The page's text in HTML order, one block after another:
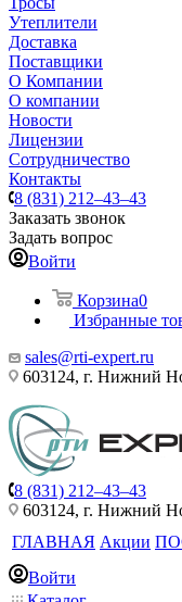
Утеплители
Доставка
Поставщики
О Компании
О компании
Новости
Лицензии
Сотрудничество
Контакты
8 (831) 212–43–43
Заказать звонок
Задать вопрос
Войти
Корзина0
Избранные
sales@rti-expert.ru
603124, г. Нижний
8 (831) 212–43–43
603124, г. Нижний
ГЛАВНАЯ Акции
Войти